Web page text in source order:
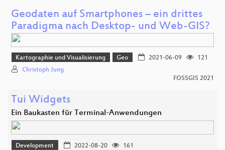
Geodaten auf Smartphones – ein drittes
Paradigma nach Desktop- und Web-GIS?
Kartographie und Visualisierung Geo 2021-06-09
121
Christoph Jung
FOSSGIS 2021
Tui Widgets
Ein Baukasten für Terminal-Anwendungen
Development 2022-08-20
161